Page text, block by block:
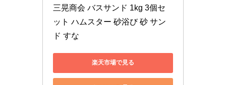
三晃商会 バスサンド 1kg 3個セ
ット ハムスター 砂浴び 砂 サン
ド すな
楽天市場で見る